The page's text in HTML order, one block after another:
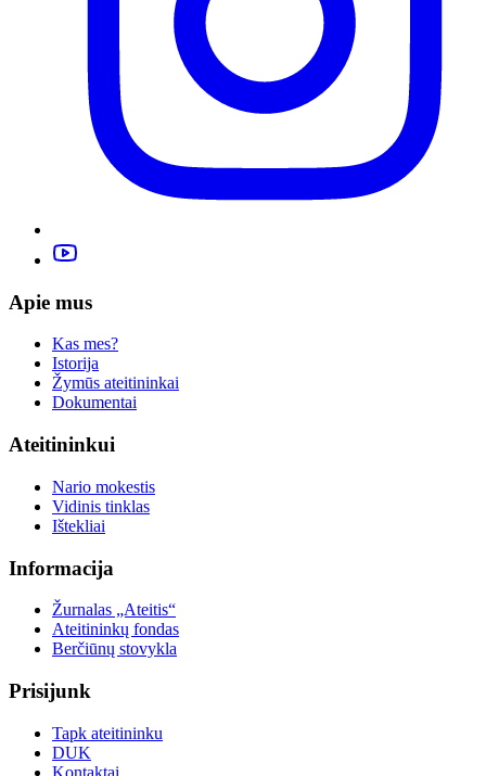
Apie mus
Kas mes?
Istorija
Žymūs ateitininkai
Dokumentai
Ateitininkui
Nario mokestis
Vidinis tinklas
Ištekliai
Informacija
Žurnalas „Ateitis“
Ateitininkų fondas
Berčiūnų stovykla
Prisijunk
Tapk ateitininku
DUK
Kontaktai